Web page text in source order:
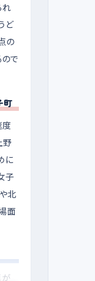
れ
ど
の
で
町
度
野
に
子
北
面